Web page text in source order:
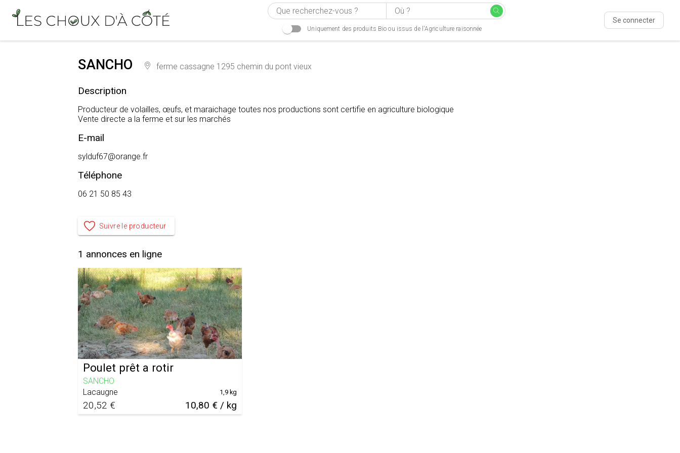
Uniquement des produits Bio ou issus de l'Agriculture raisonnée
Se connecter
SANCHO ferme cassagne 1295 chemin du pont vieux
Description
Producteur de volailles, œufs, et maraichage toutes nos productions sont certifie en agriculture biologique
Vente directe a la ferme et sur les marchés
E-mail
sylduf67@orange.fr
Téléphone
06 21 50 85 43
Suivre le producteur
1 annonces en ligne
Poulet prêt a rotir
SANCHO
Lacaugne
20,52 € 10,80 € / kg
1,9 kg